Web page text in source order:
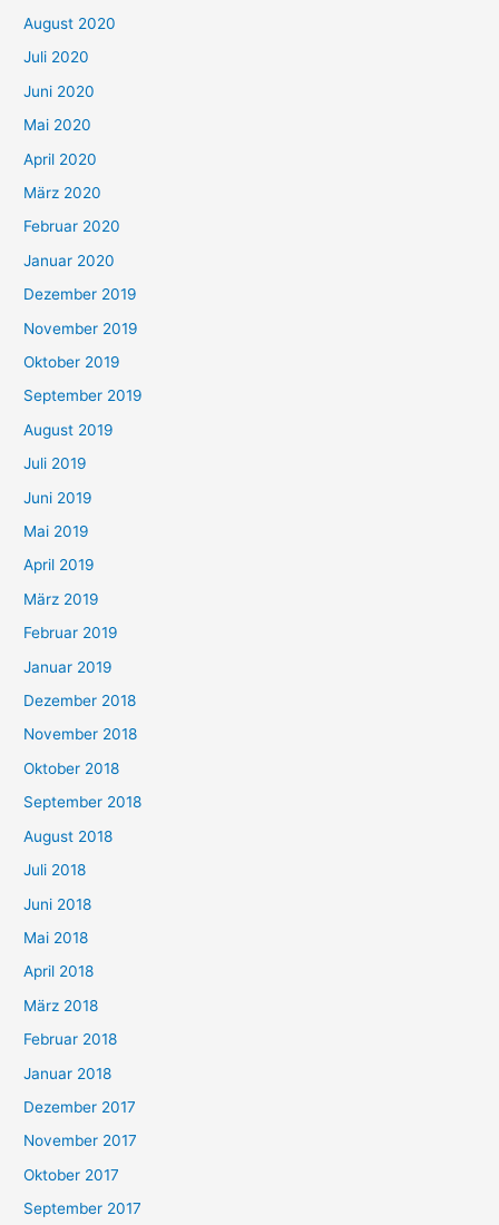
August 2020
Juli 2020
Juni 2020
Mai 2020
April 2020
März 2020
Februar 2020
Januar 2020
Dezember 2019
November 2019
Oktober 2019
September 2019
August 2019
Juli 2019
Juni 2019
Mai 2019
April 2019
März 2019
Februar 2019
Januar 2019
Dezember 2018
November 2018
Oktober 2018
September 2018
August 2018
Juli 2018
Juni 2018
Mai 2018
April 2018
März 2018
Februar 2018
Januar 2018
Dezember 2017
November 2017
Oktober 2017
September 2017